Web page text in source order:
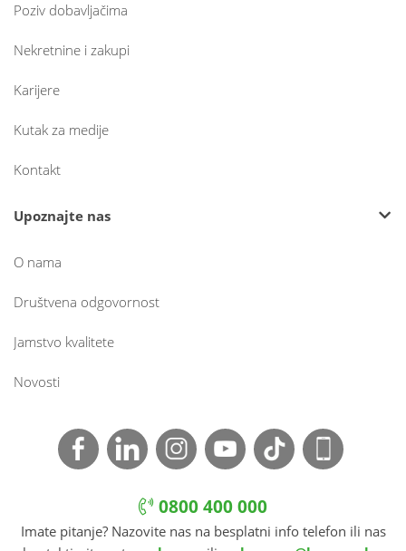
Poziv dobavljačima
Nekretnine i zakupi
Karijere
Kutak za medije
Kontakt
Upoznajte nas
O nama
Društvena odgovornost
Jamstvo kvalitete
Novosti
0800 400 000
Imate pitanje? Nazovite nas na besplatni info telefon ili nas